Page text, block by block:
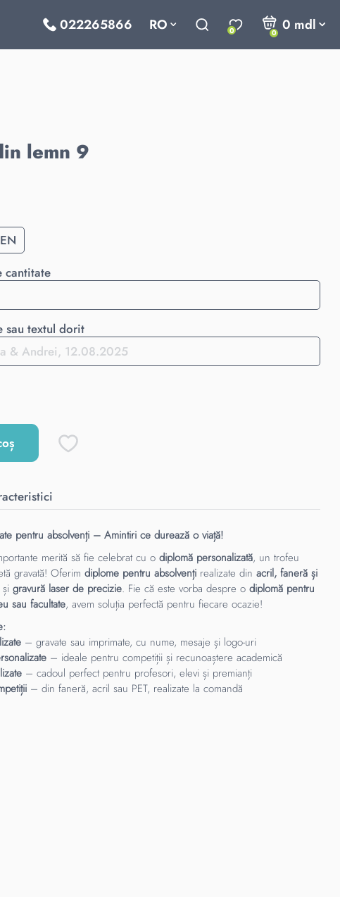
022265866 RO 0 0 0 mdl
lemn 9
EN
cantitate
sau textul dorit
pentru absolvenți – Amintiri ce durează o viață!
merită să fie celebrat cu odiplomă personalizată, un trofeu
gravată! Oferimdiplome pentru absolvenți realizate dinacril, faneră și
șigravură laser de precizie. Fie că este vorba despre odiplomă pentru
sau facultate, avem soluția perfectă pentru fiecare ocazie!
– gravate sau imprimate, cu nume, mesaje și logo-uri
– ideale pentru competiții și recunoaștere academică
– cadoul perfect pentru profesori, elevi și premianți
– din faneră, acril sau PET, realizate la comandă